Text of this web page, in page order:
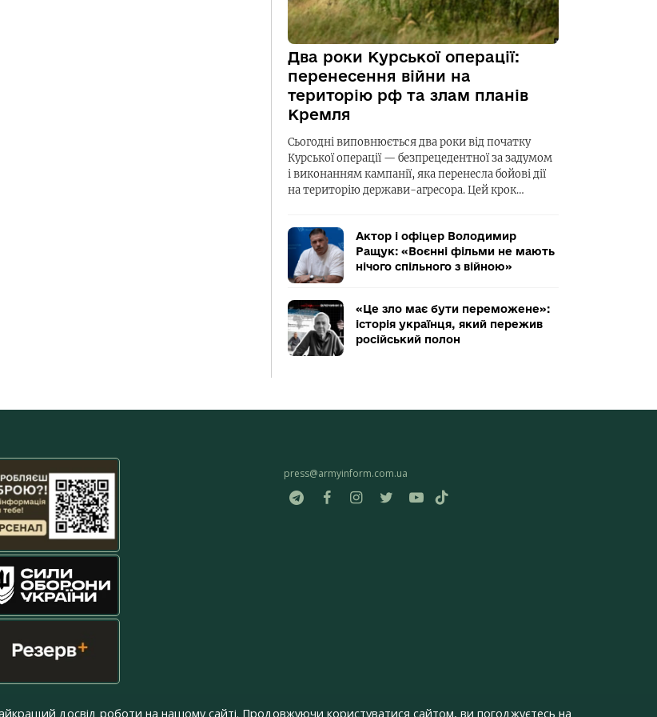
Два роки Курської операції:
перенесення війни на
територію рф та злам планів
Кремля
Сьогодні виповнюється два роки від початку
Курської операції — безпрецедентної за задумом
і виконанням кампанії, яка перенесла бойові дії
на територію держави-агресора. Цей крок…
Актор і офіцер Володимир
Ращук: «Воєнні фільми не мають
нічого спільного з війною»
«Це зло має бути переможене»:
історія українця, який пережив
російський полон
press@armyinform.com.ua
досвід роботи на нашому сайті. Продовжуючи користуватися сайтом, ви погоджуєтесь на